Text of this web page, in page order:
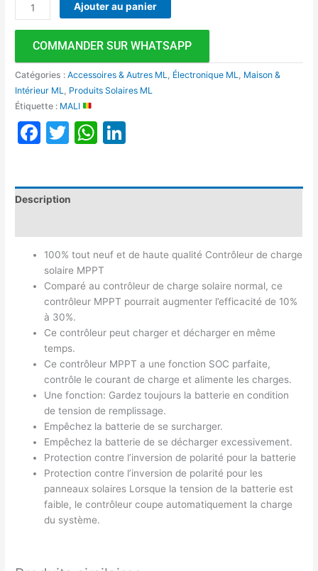
Ajouter au panier
COMMANDER SUR WHATSAPP
Catégories :Accessoires & Autres ML, Électronique ML, Maison &
Intérieur ML, Produits Solaires ML
Étiquette : MALI
Facebook
TwitterWhatsApp
Description
100% tout neuf et de haute qualité Contrôleur de charge
solaire MPPT
Comparé au contrôleur de charge solaire normal, ce
contrôleur MPPT pourrait augmenter l’efficacité de 10%
à 30%.
Ce contrôleur peut charger et décharger en même
temps.
Ce contrôleur MPPT a une fonction SOC parfaite,
contrôle le courant de charge et alimente les charges.
Une fonction: Gardez toujours la batterie en condition
de tension de remplissage.
Empêchez la batterie de se surcharger.
Empêchez la batterie de se décharger excessivement.
Protection contre l’inversion de polarité pour la batterie
Protection contre l’inversion de polarité pour les
panneaux solaires Lorsque la tension de la batterie est
faible, le contrôleur coupe automatiquement la charge
du système.